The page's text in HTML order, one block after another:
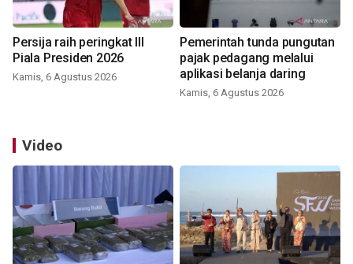
Persija raih peringkat III
Piala Presiden 2026
Kamis, 6 Agustus 2026
Pemerintah tunda pungutan
pajak pedagang melalui
aplikasi belanja daring
Kamis, 6 Agustus 2026
Video